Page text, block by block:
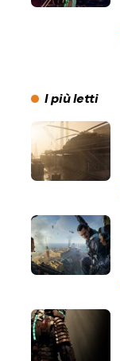
I più letti